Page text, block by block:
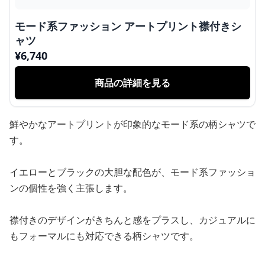
モード系ファッション アートプリント襟付きシ
ャツ
¥6,740
商品の詳細を見る
鮮やかなアートプリントが印象的なモード系の柄シャツで
す。
イエローとブラックの大胆な配色が、モード系ファッショ
ンの個性を強く主張します。
襟付きのデザインがきちんと感をプラスし、カジュアルに
もフォーマルにも対応できる柄シャツです。